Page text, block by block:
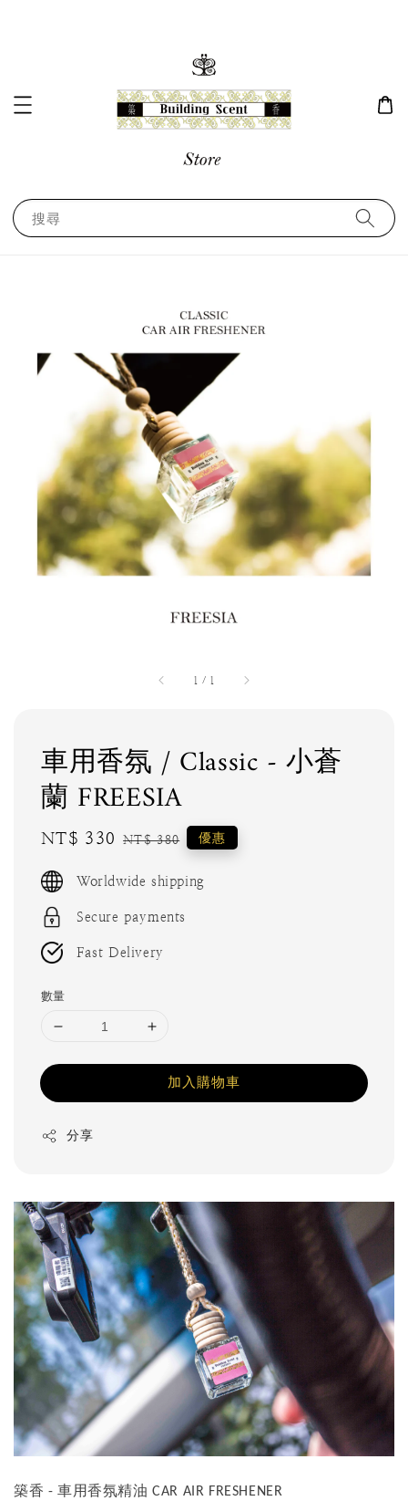
搜尋
1 / 1
車用香氛 / Classic - 小蒼
蘭 FREESIA
Sale
NT$ 330 Regular
NT$ 380 優惠
Worldwide shipping
Secure payments
Fast Delivery
數量
加入購物車
分享
築香 -車用香氛精油 CAR AIR FRESHENER